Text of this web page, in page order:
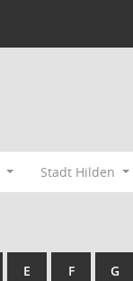
Stadt Hilden
E F G